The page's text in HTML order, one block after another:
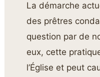
La démarche
des prêtres
question par de
eux, cette
l’Église et peut